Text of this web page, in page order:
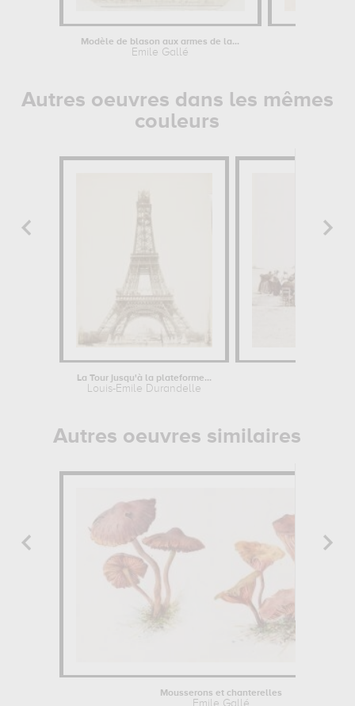
Modèle de blason aux armes de la...
Emile Gallé
Autres oeuvres dans les mêmes
couleurs
La Tour jusqu'à la plateforme...
Louis-Emile Durandelle
Autres oeuvres similaires
Mousserons et chanterelles